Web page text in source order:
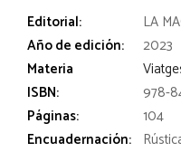
Editorial:
LA
Año de edición:
2023
Materia
ISBN:
978-
Páginas:
104
Encuadernación: